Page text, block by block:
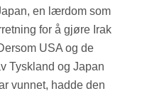
en lærdom som
for å gjøre Irak
USA og de
Tyskland og Japan
vunnet, hadde den